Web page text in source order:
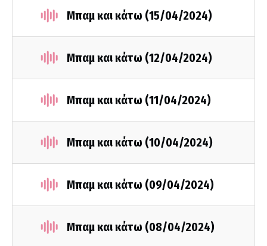
Μπαμ και κάτω (15/04/2024)
Μπαμ και κάτω (12/04/2024)
Μπαμ και κάτω (11/04/2024)
Μπαμ και κάτω (10/04/2024)
Μπαμ και κάτω (09/04/2024)
Μπαμ και κάτω (08/04/2024)